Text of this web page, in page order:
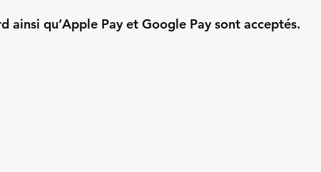
ainsi qu’Apple Pay et Google Pay sont acceptés.